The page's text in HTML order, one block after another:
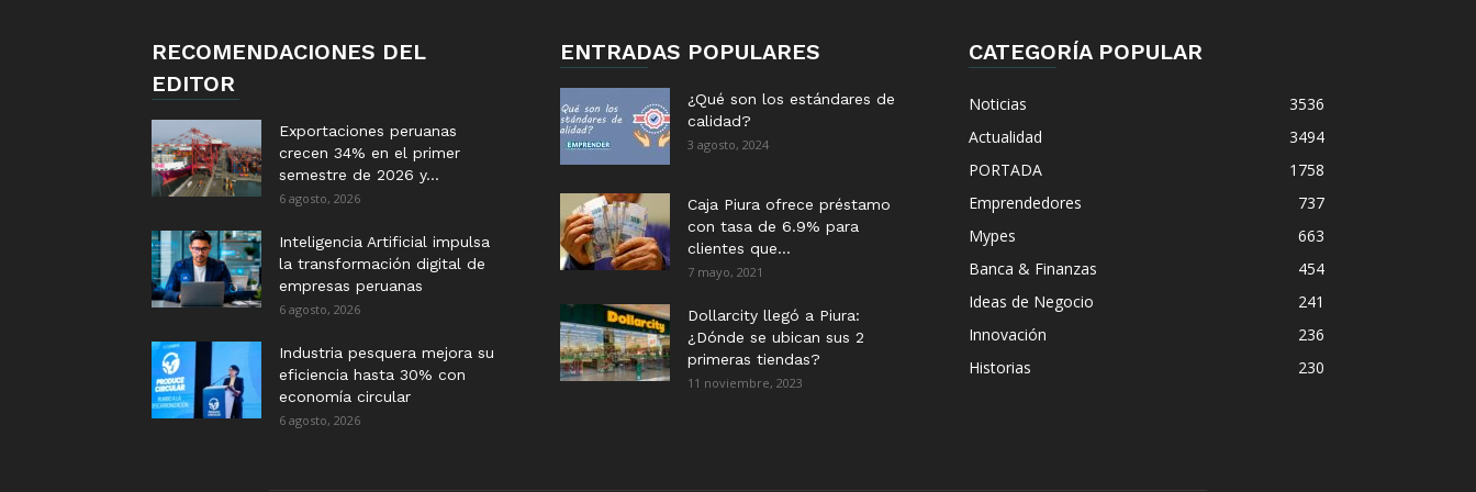
RECOMENDACIONES DEL
EDITOR
Exportaciones peruanas
crecen 34% en el primer
semestre de 2026 y...
6 agosto, 2026
Inteligencia Artificial impulsa
la transformación digital de
empresas peruanas
6 agosto, 2026
Industria pesquera mejora su
eficiencia hasta 30% con
economía circular
6 agosto, 2026
ENTRADAS POPULARES
¿Qué son los estándares de
calidad?
3 agosto, 2024
Caja Piura ofrece préstamo
con tasa de 6.9% para
clientes que...
7 mayo, 2021
Dollarcity llegó a Piura:
¿Dónde se ubican sus 2
primeras tiendas?
11 noviembre, 2023
CATEGORÍA POPULAR
Noticias
3536
Actualidad
3494
PORTADA
1758
Emprendedores
737
Mypes
663
Banca & Finanzas
454
Ideas de Negocio
241
Innovación
236
Historias
230